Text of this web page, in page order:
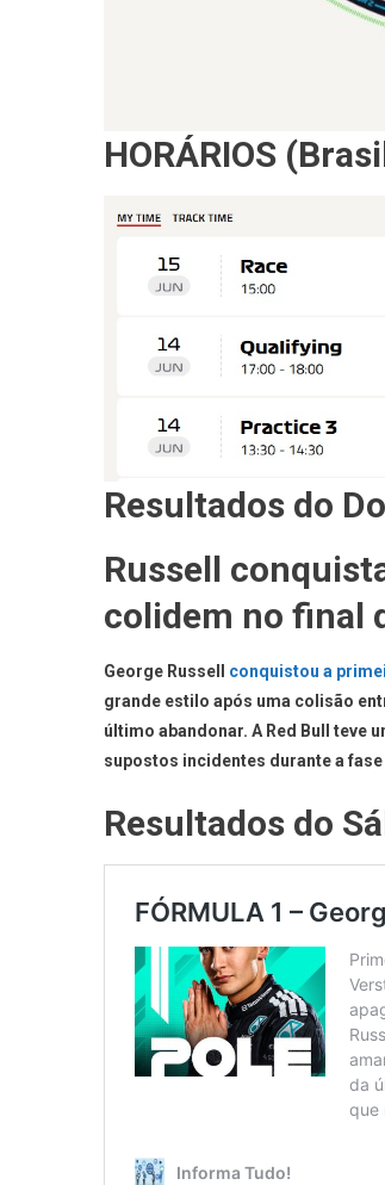
HORÁRIOS
Resultados do
Russell
colidem no final
George Russell conquistou a
grande estilo após uma colisão
último abandonar. A Red Bull teve
supostos incidentes durante a
Resultados do